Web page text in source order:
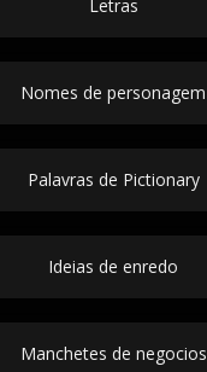
Letras
Nomes de personagem
Palavras de Pictionary
Ideias de enredo
Manchetes de negocios